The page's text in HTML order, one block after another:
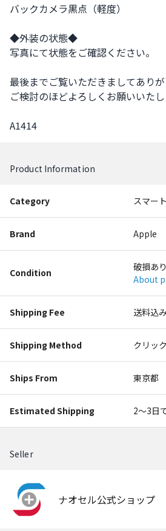
バックカメラ黒点（軽度）
◆外装の状態◆
写真にて状態をご確認ください。
最後までご覧いただきましてありが
ご検討のほどよろしくお願いいたし
A1414
Product Information
Category スマー
Brand Apple
Condition
破損あ
About
Shipping Fee 送料込
Shipping Method クリッ
Ships From 東京都
Estimated Shipping 2〜3日
Seller
ナオセル公式ショップ